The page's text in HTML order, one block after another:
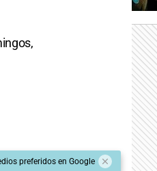
preferidos en Google